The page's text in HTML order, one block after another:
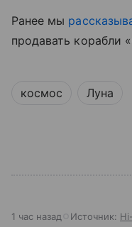
Ранее мы
продавать корабли
космос Луна
1 час назад Источник: